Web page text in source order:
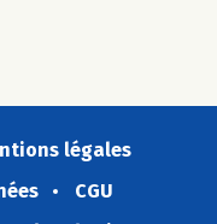
légales
CGU